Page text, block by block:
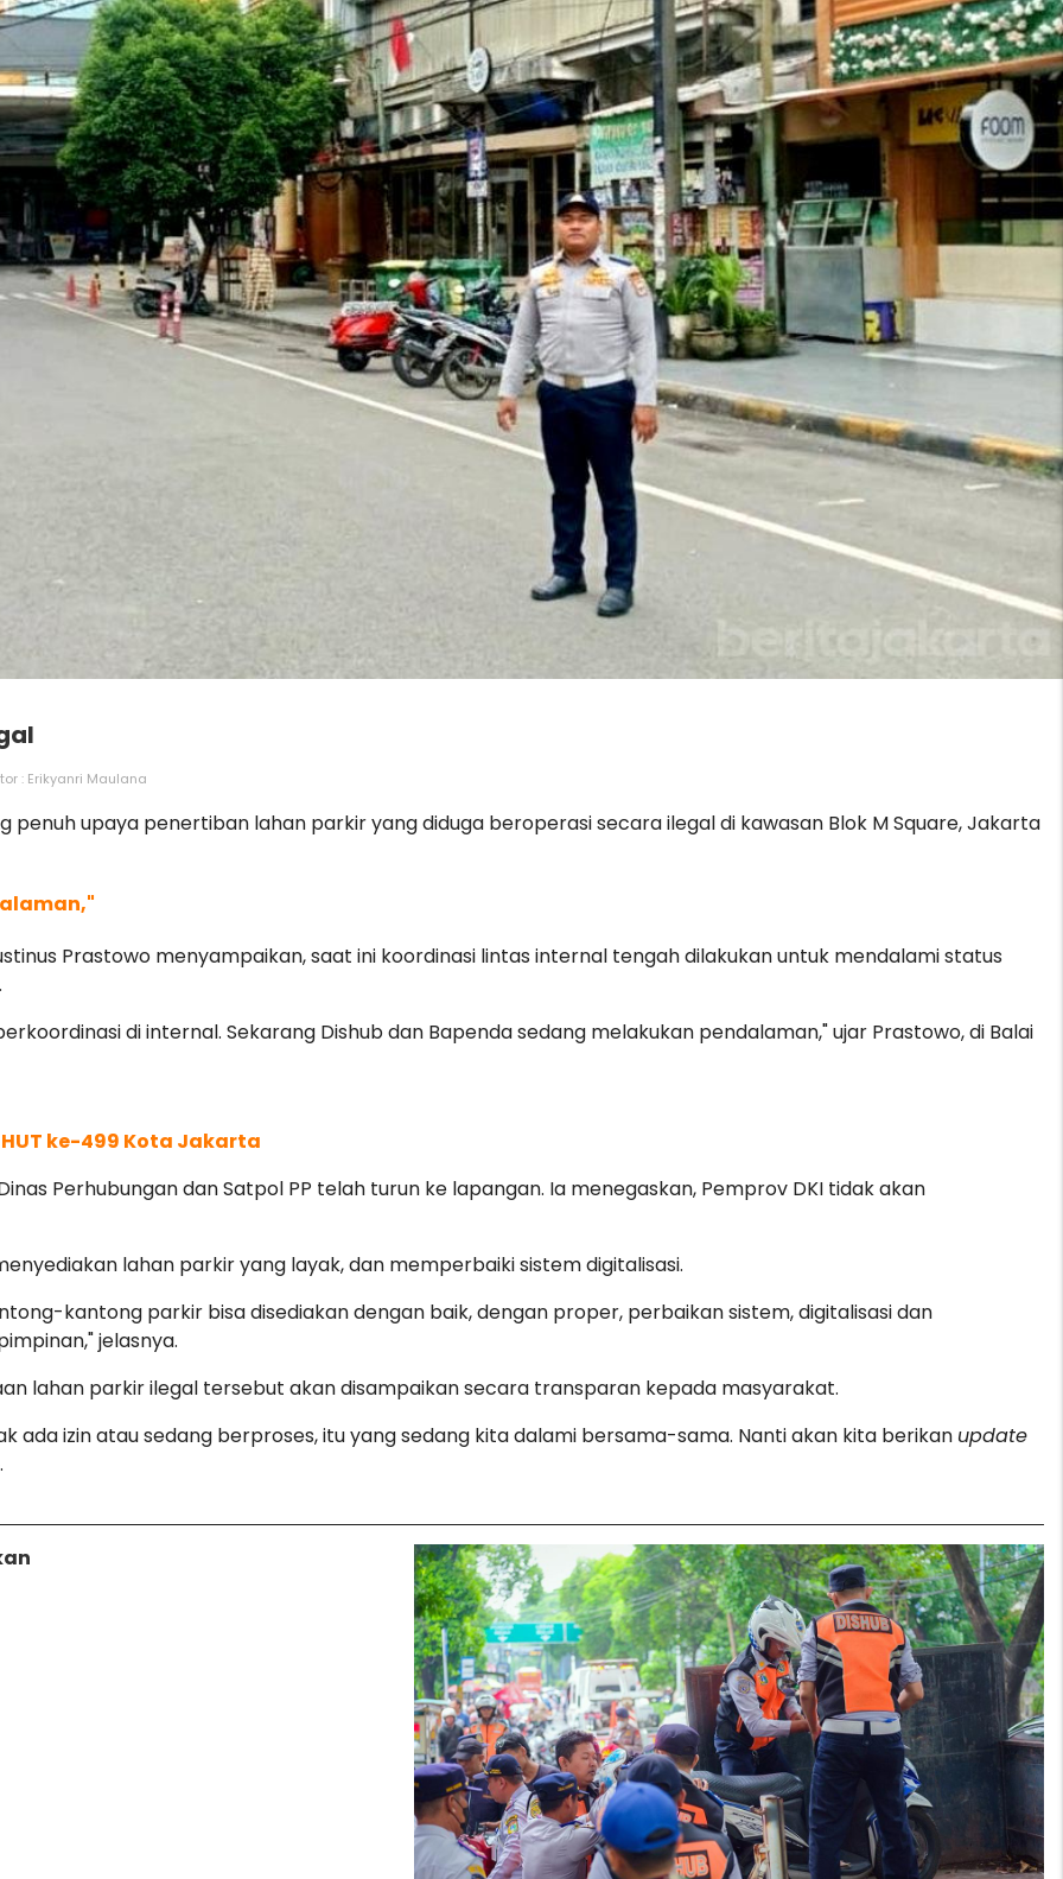
: Erikyanri Maulana
upaya penertiban lahan parkir yang diduga beroperasi secara ilegal di kawasan Blok M Square, Jakarta
Prastowo menyampaikan, saat ini koordinasi lintas internal tengah dilakukan untuk mendalami status
di internal. Sekarang Dishub dan Bapenda sedang melakukan pendalaman," ujar Prastowo, di Balai
ke-499 Kota Jakarta
Perhubungan dan Satpol PP telah turun ke lapangan. Ia menegaskan, Pemprov DKI tidak akan
lahan parkir yang layak, dan memperbaiki sistem digitalisasi.
kantong parkir bisa disediakan dengan baik, dengan proper, perbaikan sistem, digitalisasi dan
jelasnya.
lahan parkir ilegal tersebut akan disampaikan secara transparan kepada masyarakat.
ada izin atau sedang berproses, itu yang sedang kita dalami bersama-sama. Nanti akan kita berikan update